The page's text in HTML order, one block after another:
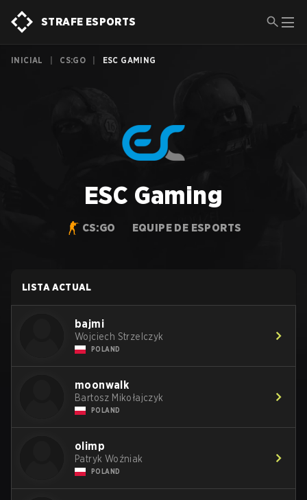
STRAFE ESPORTS
INICIAL CS:GO ESC GAMING
ESC Gaming
CS:GO EQUIPE DE ESPORTS
LISTA ACTUAL
bajmi
Wojciech Strzelczyk
POLAND
moonwalk
Bartosz Mikołajczyk
POLAND
olimp
Patryk Woźniak
POLAND